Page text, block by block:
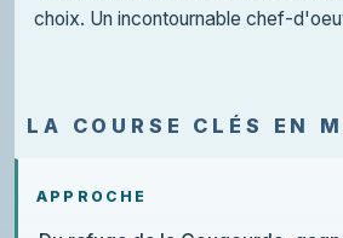
choix. Un incontournable chef-
LA COURSE CLÉS EN
APPROCHE